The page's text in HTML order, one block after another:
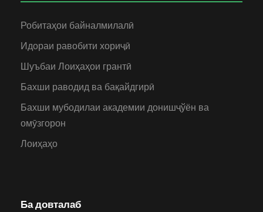
Робитаҳои байналмилалӣ
Идораи равобити хориҷӣ
Шуъбаи Лоиҳаҳои грантӣ
Бахши раводид ва бақайдгирӣ
Бахши мубодилаи академии донишҷўён ва
омӯзгорон
Лоиҳаҳо
Ба довталаб